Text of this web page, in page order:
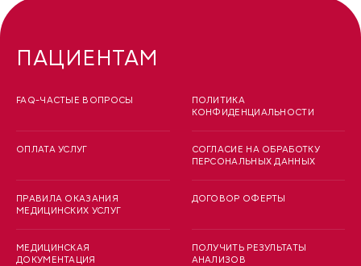
ПАЦИЕНТАМ
FAQ-ЧАСТЫЕ ВОПРОСЫ
ОПЛАТА УСЛУГ
ПРАВИЛА ОКАЗАНИЯ
МЕДИЦИНСКИХ УСЛУГ
МЕДИЦИНСКАЯ
ДОКУМЕНТАЦИЯ
ПОЛИТИКА
КОНФИДЕНЦИАЛЬНОСТИ
СОГЛАСИЕ НА ОБРАБОТКУ
ПЕРСОНАЛЬНЫХ ДАННЫХ
ДОГОВОР ОФЕРТЫ
ПОЛУЧИТЬ РЕЗУЛЬТАТЫ
АНАЛИЗОВ